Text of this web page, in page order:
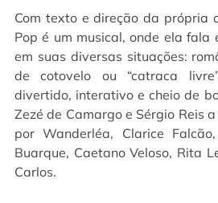
Com texto e direção da própria
Pop é um musical, onde ela fala
em suas diversas situações:
de cotovelo ou “catraca
divertido, interativo e cheio de
Zezé de Camargo e Sérgio Reis
por Wanderléa, Clarice
Buarque, Caetano Veloso, Rita
Carlos.